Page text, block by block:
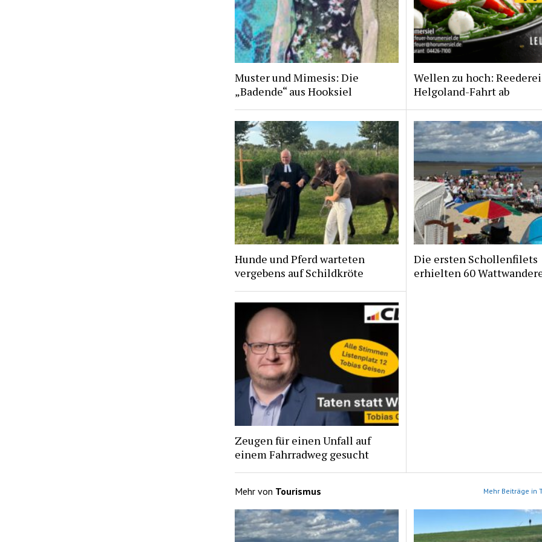
Muster und Mimesis: Die
„Badende“ aus Hooksiel
Wellen zu hoch:
Helgoland-Fahrt ab
Hunde und Pferd warteten
vergebens auf Schildkröte
Die ersten Schollenfilets
erhielten 60
Zeugen für einen Unfall auf
einem Fahrradweg gesucht
Mehr von Tourismus Mehr Beiträge in